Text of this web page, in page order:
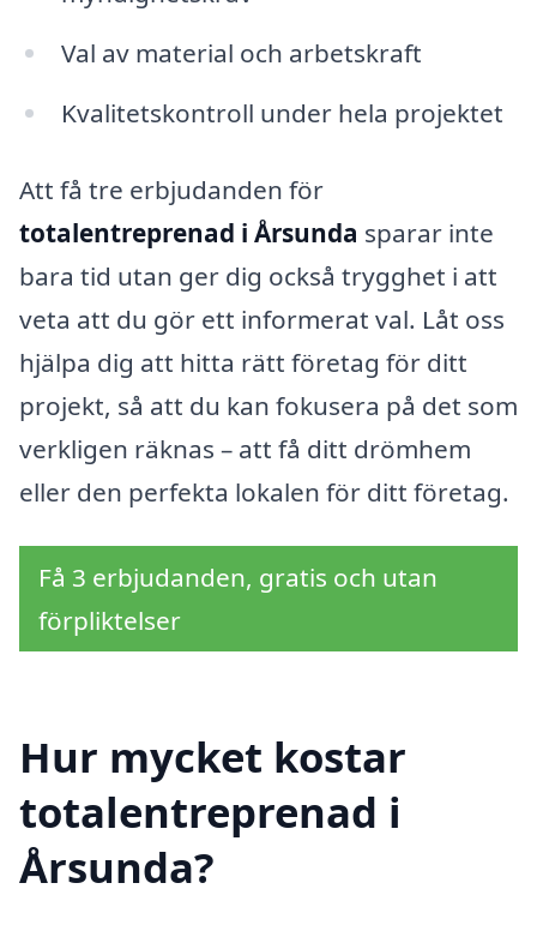
Val av material och arbetskraft
Kvalitetskontroll under hela projektet
Att få tre erbjudanden för
totalentreprenad i Årsunda sparar inte
bara tid utan ger dig också trygghet i att
veta att du gör ett informerat val. Låt oss
hjälpa dig att hitta rätt företag för ditt
projekt, så att du kan fokusera på det som
verkligen räknas – att få ditt drömhem
eller den perfekta lokalen för ditt företag.
Få 3 erbjudanden, gratis och utan
förpliktelser
Hur mycket kostar
totalentreprenad i
Årsunda?